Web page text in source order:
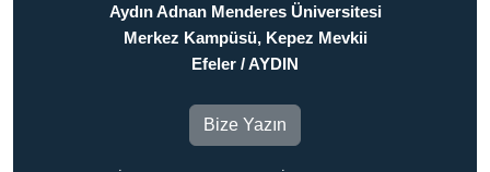
Aydın Adnan Menderes Üniversitesi
Merkez Kampüsü, Kepez Mevkii
Efeler / AYDIN
Bize Yazın